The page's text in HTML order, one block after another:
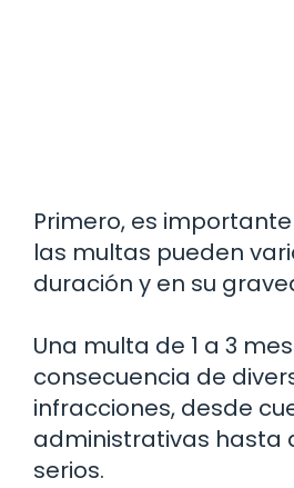
Primero, es
las multas pueden
duración y en su
Una multa de 1 a 3
consecuencia de
infracciones, desde
administrativas hasta
serios.